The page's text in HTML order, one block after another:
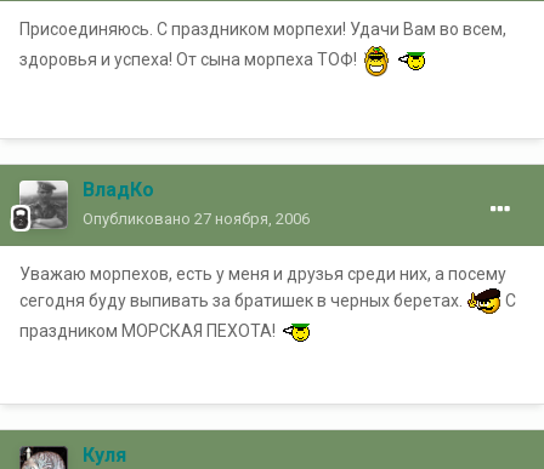
Присоединяюсь. С праздником морпехи! Удачи Вам во всем,
здоровья и успеха! От сына морпеха ТОФ!
ВладКо
Опубликовано 27 ноября, 2006
Уважаю морпехов, есть у меня и друзья среди них, а посему
сегодня буду выпивать за братишек в черных беретах.
С
праздником МОРСКАЯ ПЕХОТА!
Куля